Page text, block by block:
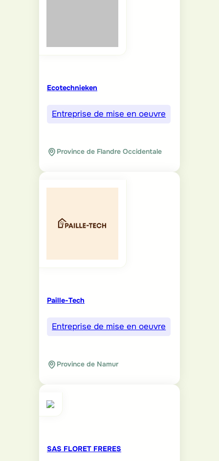
Ecotechnieken
Entreprise de mise en oeuvre
Province de Flandre Occidentale
Paille-Tech
Entreprise de mise en oeuvre
Province de Namur
SAS FLORET FRERES